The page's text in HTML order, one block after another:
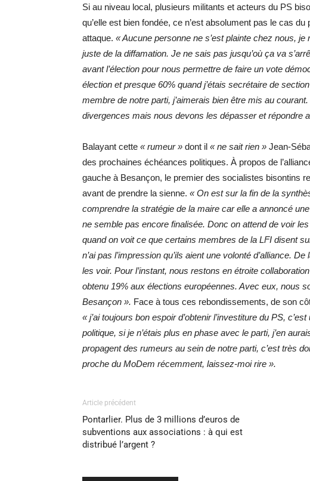
Si au niveau local, plusieurs militants et acteurs du PS
qu’elle est bien fondée, ce n’est absolument pas le cas
attaque. « Aucune personne ne s’est plainte chez nous,
juste de la diffamation. Je ne sais pas jusqu’où ça va
avant l’élection pour nous permettre de faire un vote
élection et presque 60% quand j’étais secrétaire de
membre de notre parti, j’aimerais bien être mis au
divergences mais nous devons les dépasser et répondre
Balayant cette « rumeur » dont il « ne sait rien » Jean-
des prochaines échéances politiques. À propos de
gauche à Besançon, le premier des socialistes bisontins
avant de prendre la sienne. « On est sur la fin de la
comprendre la stratégie de la maire car elle a annoncé
ne semble pas encore finalisée. Donc on attend de voir
quand on voit ce que certains membres de la LFI disent
n’ai pas l’impression qu’ils aient une volonté d’alliance.
les voir. Pour l’instant, nous restons en étroite
obtenu 19% aux élections européennes. Avec eux, nous
Besançon ». Face à tous ces rebondissements, de son
« j’ai toujours bon espoir d’obtenir l’investiture du PS,
politique, si je n’étais plus en phase avec le parti, j’en
propagent des rumeurs au sein de notre parti, c’est très
proche du MoDem récemment, laissez-moi rire ».
Article précédent
Pontarlier. Plus de 3 millions d’euros de
subventions aux associations : à qui est
distribué l’argent ?